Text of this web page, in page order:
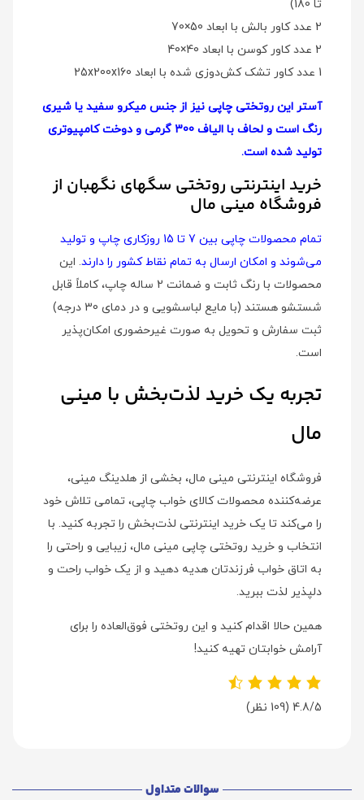
تا 180)
2 عدد کاور بالش با ابعاد 50×70
2 عدد کاور کوسن با ابعاد 40×40
1 عدد کاور تشک کش‌دوزی شده با ابعاد 25x200x160
آستر این روتختی چاپی نیز از جنس میکرو سفید یا شیری
رنگ است و لحاف با الیاف 300 گرمی و دوخت کامپیوتری
تولید شده است.
خرید اینترنتی روتختی سگهای نگهبان از
فروشگاه مینی مال
تمام محصولات چاپی بین 7 تا 15 روزکاری چاپ و تولید
می‌شوند و امکان ارسال به تمام نقاط کشور را دارند. این
محصولات با رنگ ثابت و ضمانت 2 ساله چاپ، کاملاً قابل
شستشو هستند (با مایع لباسشویی و در دمای 30 درجه)
ثبت سفارش و تحویل به صورت غیرحضوری امکان‌پذیر
است.
تجربه یک خرید لذت‌بخش با مینی
مال
فروشگاه اینترنتی مینی مال، بخشی از هلدینگ مینی،
عرضه‌کننده محصولات کالای خواب چاپی، تمامی تلاش خود
را می‌کند تا یک خرید اینترنتی لذت‌بخش را تجربه کنید. با
انتخاب و خرید روتختی چاپی مینی مال، زیبایی و راحتی را
به اتاق خواب فرزندتان هدیه دهید و از یک خواب راحت و
دلپذیر لذت ببرید.
همین حالا اقدام کنید و این روتختی فوق‌العاده را برای
آرامش خوابتان تهیه کنید!
4.8/5 (109 نظر)
سوالات متداول